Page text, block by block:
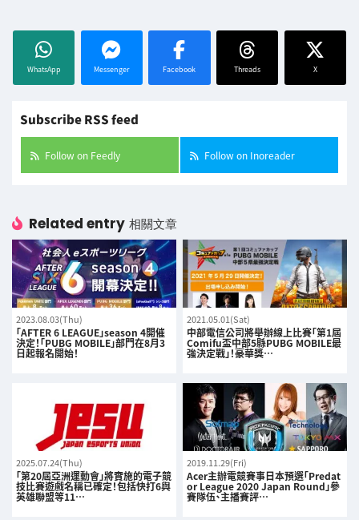
WhatsApp Messenger Facebook Threads X
Subscribe RSS feed
Follow on Feedly Follow on Inoreader
Related entry 相關文章
2023.08.03(Thu)
「AFTER 6 LEAGUE」season 4開催
決定！「PUBG MOBILE」部門在8月3
日起報名開始！
2021.05.01(Sat)
中部電信公司將舉辦線上比賽「第1屆
Comifu盃中部5縣PUBG MOBILE最
強決定戰」！豪華獎…
2025.07.24(Thu)
「第20屆亞洲運動會」將實施的電子競
技比賽遊戲名稱已確定！包括快打6與
英雄聯盟等11…
2019.11.29(Fri)
Acer主辦電競賽事日本預選「Predat
or League 2020 Japan Round」參
賽隊伍、主播賽評…